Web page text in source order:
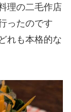
理の二毛作店
ったのです
れも本格的な